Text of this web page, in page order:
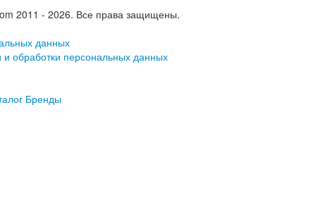
2011 - 2026. Все права защищены.
данных
обработки персональных данных
Бренды